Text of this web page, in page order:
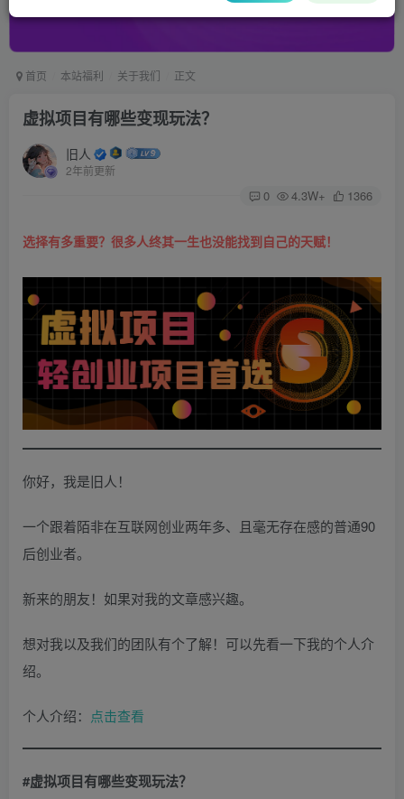
首页 本站福利 关于我们 正文
虚拟项目有哪些变现玩法？
旧人
2年前更新
0 4.3W+ 1366
选择有多重要？很多人终其一生也没能找到自己的天赋！
你好，我是旧人！
一个跟着陌非在互联网创业两年多、且毫无存在感的普通90
后创业者。
新来的朋友！如果对我的文章感兴趣。
想对我以及我们的团队有个了解！可以先看一下我的个人介
绍。
个人介绍： 点击查看
#虚拟项目有哪些变现玩法？